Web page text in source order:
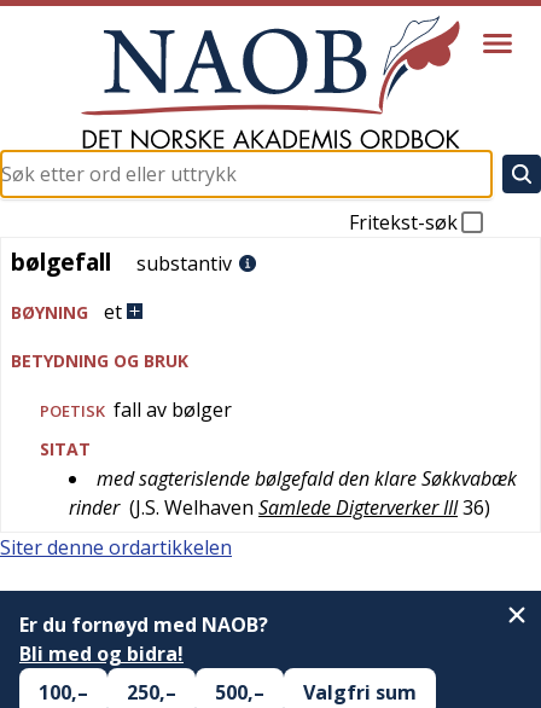
Fritekst-søk
bølgefall
bølgefall substantiv
BØYNING et
BETYDNING OG BRUK
POETISK fall av bølger
SITAT
med sagterislende bølgefald den klare Søkkvabæk
rinder (J.S. Welhaven Samlede Digterverker III36)
Siter denne ordartikkelen
Er du fornøyd med NAOB?
Bli med og bidra!
100,–
250,– 500,– Valgfri sum